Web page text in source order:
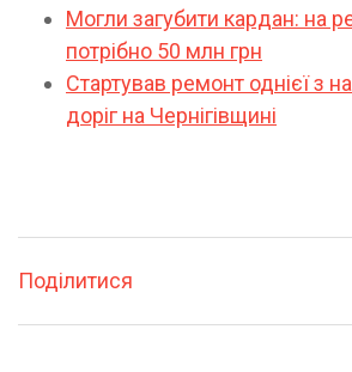
Могли загубити кардан: на
потрібно 50 млн грн
Стартував ремонт однієї з
доріг на Чернігівщині
Поділитися